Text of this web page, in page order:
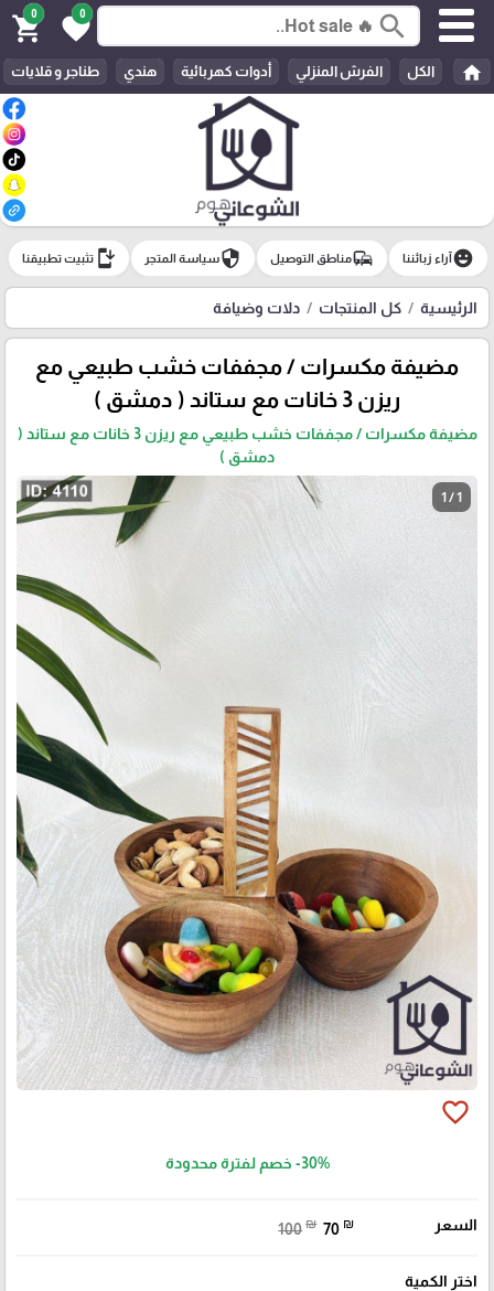
search
0
favorite
0
shopping_cart
home الكل الفرش المنزلي أدوات كهربائية هندي طناجر و قلايات
emoji_emotionsآراء زبائننا commuteمناطق التوصيل securityسياسة المتجر install_mobile تثبيت تطبيقنا
الرئيسية كل المنتجات دلات وضيافة
مضيفة مكسرات / مجففات خشب طبيعي مع
ريزن 3 خانات مع ستاند ( دمشق )
مضيفة مكسرات / مجففات خشب طبيعي مع ريزن 3 خانات مع ستاند (
دمشق )
1 / 1
favorite_border
-30% خصم لفترة محدودة
السعر 100 ₪ 70 ₪
اختر الكمية